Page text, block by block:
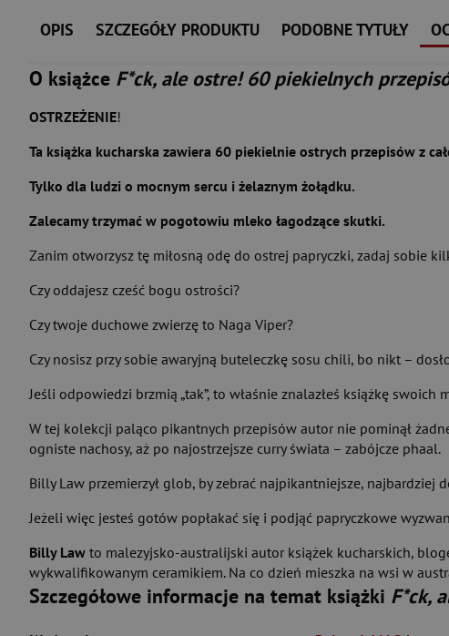
OPIS SZCZEGÓŁY PRODUKTU PODOBNE TYTUŁY
O książce F*ck, ale ostre! 60 piekielnych
OSTRZEŻENIE!
Ta książka kucharska zawiera 60 piekielnie ostrych przepisów z
Tylko dla ludzi o mocnym sercu i żelaznym żołądku.
Zalecamy trzymać w pogotowiu mleko łagodzące skutki.
Zanim otworzysz tę miłosną odę do ostrej papryczki, zadaj sobie
Czy oddajesz cześć bogu ostrości?
Czy twoje duchowe zwierzę to Naga Viper?
Czy nosisz przy sobie awaryjną buteleczkę sosu chili, bo nikt –
Jeśli odpowiedzi brzmią „tak”, to właśnie znalazłeś książkę swoich
W tej kolekcji paląco pikantnych przepisów autor nie pominął
ogniste nachosy, aż po najostrzejsze curry świata – zabójcze phaal.
Billy Law przemierzył glob, by zebrać najpikantniejsze,
Jeżeli więc jesteś gotów popłakać się i podjąć papryczkowe
Billy Law to malezyjsko-australijski autor książek kucharskich,
wykwalifikowanym ceramikiem. Na co dzień mieszka na wsi w
Szczegółowe informacje na temat książki F*ck,